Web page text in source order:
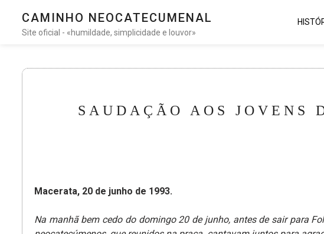
CAMINHO NEOCATECUMENAL
Site oficial - «humildade, simplicidade e louvor»
SAUDAÇÃO AOS JOVENS
Macerata, 20 de junho de 1993.
Na manhã bem cedo do domingo 20 de junho, antes de sair para